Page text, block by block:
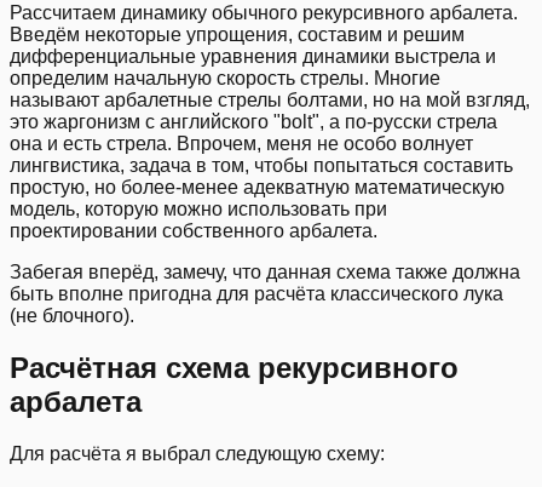
Рассчитаем динамику обычного рекурсивного арбалета.
Введём некоторые упрощения, составим и решим
дифференциальные уравнения динамики выстрела и
определим начальную скорость стрелы. Многие
называют арбалетные стрелы болтами, но на мой взгляд,
это жаргонизм с английского "bolt", а по-русски стрела
она и есть стрела. Впрочем, меня не особо волнует
лингвистика, задача в том, чтобы попытаться составить
простую, но более-менее адекватную математическую
модель, которую можно использовать при
проектировании собственного арбалета.
Забегая вперёд, замечу, что данная схема также должна
быть вполне пригодна для расчёта классического лука
(не блочного).
Расчётная схема рекурсивного
арбалета
Для расчёта я выбрал следующую схему: